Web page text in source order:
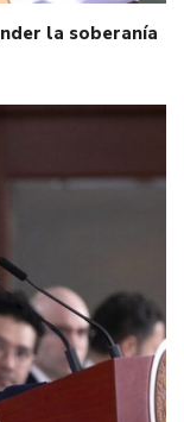
la soberanía